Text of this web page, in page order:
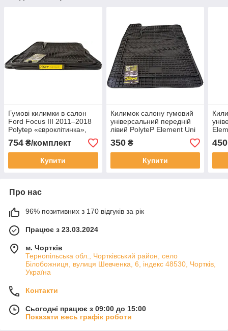
Гумові килимки в салон
Ford Focus III 2011–2018
Polytep «євроклітинка»,
бортик 1 см, комплект 4
шт
754 ₴/комплект
Купити
Килимок салону гумовий
універсальний передній
лівий PolyteP Element Uni
350₴
Купити
450
Про нас
96% позитивних з 170 відгуків за рік
Працює з 23.03.2024
м. Чортків
Тернопільська обл., Чортківський район, село
Білобожниця, вулиця Шевченка, 6, індекс 48530, Чортків,
Україна
Контакти
Сьогодні працює з 09:00 до 15:00
Показати весь графік роботи